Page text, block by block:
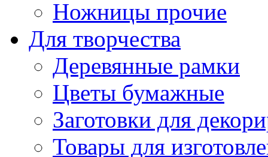
Ножницы прочие
Для творчества
Деревянные рамки
Цветы бумажные
Заготовки для
Товары для